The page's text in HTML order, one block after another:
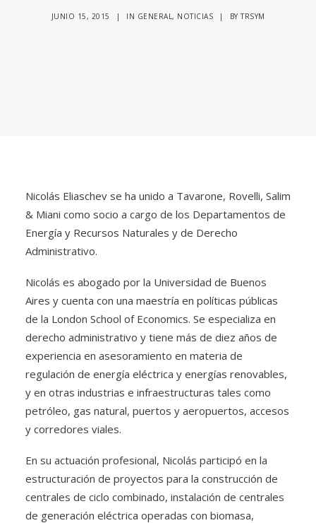
JUNIO 15, 2015 | IN GENERAL, NOTICIAS | BYTRSYM
Nicolás Eliaschev se ha unido a Tavarone, Rovelli, Salim
& Miani como socio a cargo de los Departamentos de
Energía y Recursos Naturales y de Derecho
Administrativo.
Nicolás es abogado por la Universidad de Buenos
Aires y cuenta con una maestría en políticas públicas
de la London School of Economics. Se especializa en
derecho administrativo y tiene más de diez años de
experiencia en asesoramiento en materia de
regulación de energía eléctrica y energías renovables,
y en otras industrias e infraestructuras tales como
petróleo, gas natural, puertos y aeropuertos, accesos
y corredores viales.
En su actuación profesional, Nicolás participó en la
estructuración de proyectos para la construcción de
centrales de ciclo combinado, instalación de centrales
de generación eléctrica operadas con biomasa,